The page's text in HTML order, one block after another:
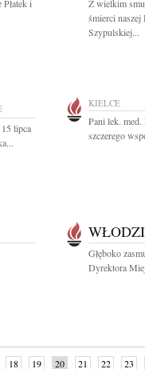
i
Z wielkim
śmierci
Szypulskiej...
lipca
KIELCE
Pani lek.
szczerego
Głęboko
Dyrektora
18 19 20 21 22 23